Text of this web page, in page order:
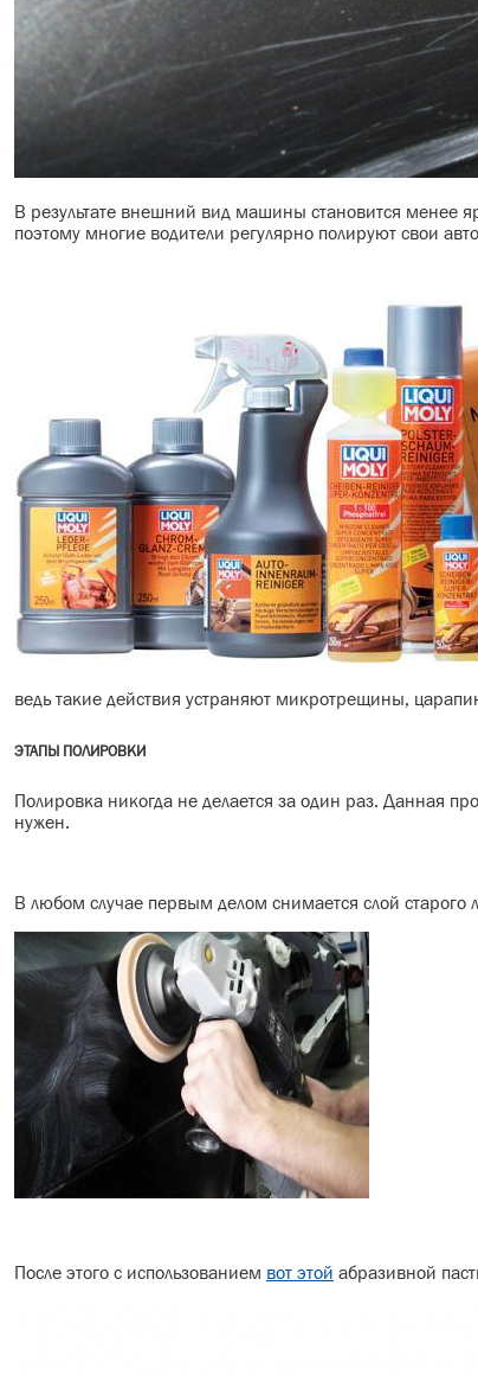
В результате внешний вид машины становится менее
поэтому многие водители регулярно полируют свои
ведь такие действия устраняют микротрещины,
ЭТАПЫ ПОЛИРОВКИ
Полировка никогда не делается за один раз. Данная
нужен.
В любом случае первым делом снимается слой старого
После этого с использованием вот этой абразивной